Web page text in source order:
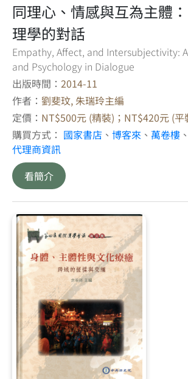
同理心、情感與互為主體
理學的對話
Empathy, Affect, and Intersubjectivity:
and Psychology in Dialogue
出版時間： 2014-11
作者： 劉斐玟, 朱瑞玲主編
定價： NT$500元 (精裝)；NT$420元 (平
購買方式： 國家書店 、 博客來 、 萬卷樓 、
代理商資訊
看簡介